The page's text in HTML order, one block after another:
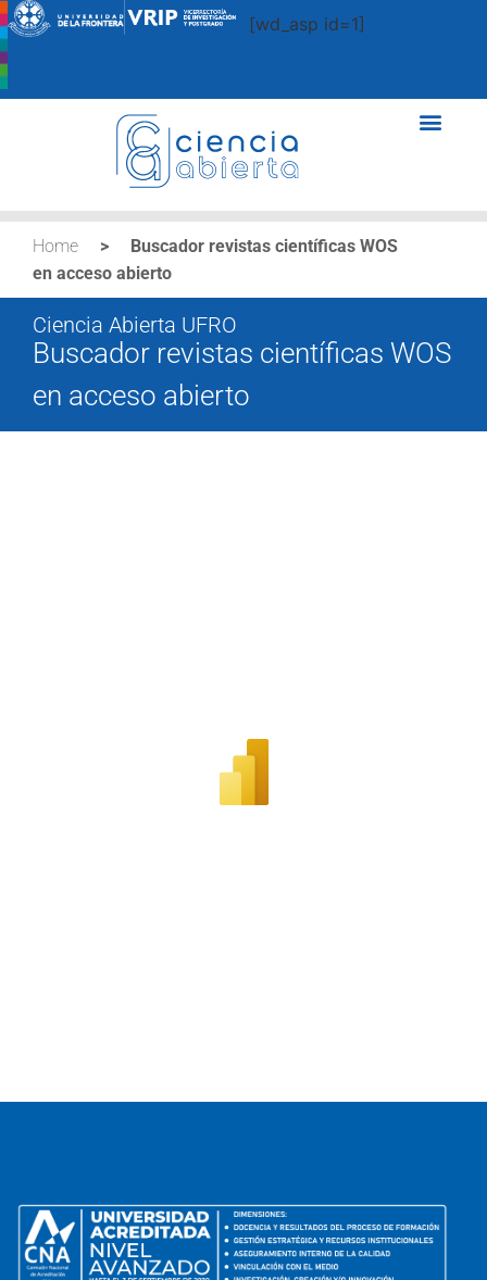
[wd_asp id=1]
Home >
Buscador revistas científicas WOS
en acceso abierto
Ciencia Abierta UFRO
Buscador revistas científicas WOS
en acceso abierto